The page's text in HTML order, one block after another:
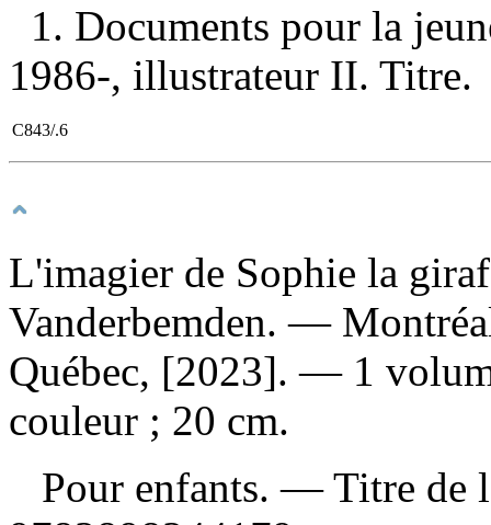
1. Documents pour la
1986-, illustrateur II. Titre.
C843/.6
L'imagier de Sophie la
Vanderbemden. —
Québec, [2023]. — 1
couleur ; 20 cm.
Pour enfants. — Titre